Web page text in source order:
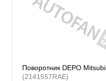
Поворотник DEPO
(2141557RAE)